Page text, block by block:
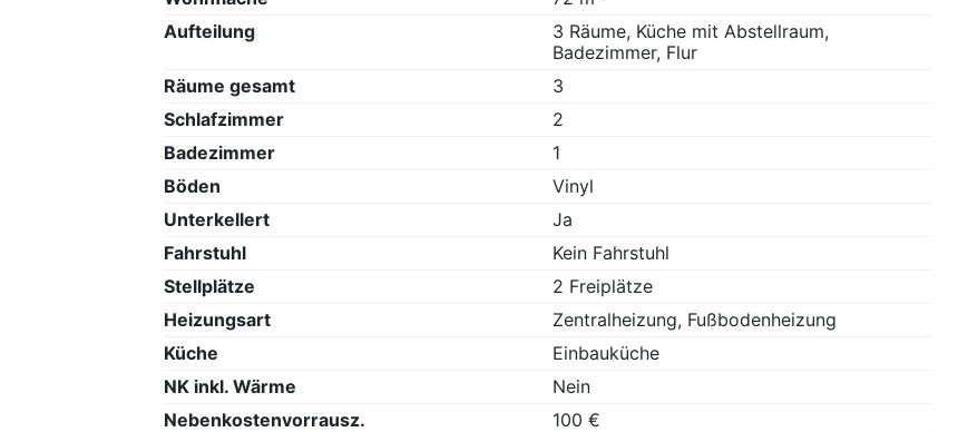
Aufteilung
3 Räume, Küche mit Abstellraum,
Badezimmer, Flur
Räume gesamt
3
Schlafzimmer
2
Badezimmer
1
Böden
Vinyl
Unterkellert
Ja
Fahrstuhl
Kein Fahrstuhl
Stellplätze
2 Freiplätze
Heizungsart
Zentralheizung, Fußbodenheizung
Küche
Einbauküche
NK inkl. Wärme
Nein
Nebenkostenvorrausz.
100 €